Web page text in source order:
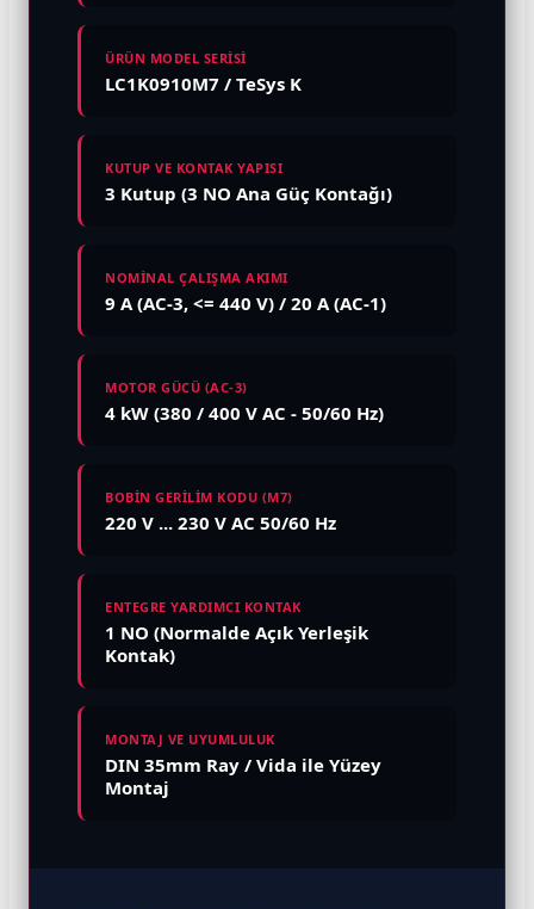
ÜRÜN MODEL SERİSİ
LC1K0910M7 / TeSys K
KUTUP VE KONTAK YAPISI
3 Kutup (3 NO Ana Güç Kontağı)
NOMİNAL ÇALIŞMA AKIMI
9 A (AC-3, <= 440 V) / 20 A (AC-1)
MOTOR GÜCÜ (AC-3)
4 kW (380 / 400 V AC - 50/60 Hz)
BOBİN GERİLİM KODU (M7)
220 V ... 230 V AC 50/60 Hz
ENTEGRE YARDIMCI KONTAK
1 NO (Normalde Açık Yerleşik
Kontak)
MONTAJ VE UYUMLULUK
DIN 35mm Ray / Vida ile Yüzey
Montaj